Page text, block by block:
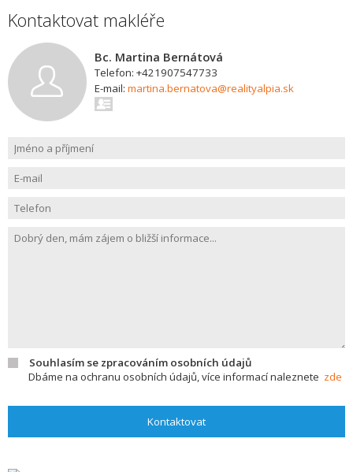
Kontaktovat makléře
Bc. Martina Bernátová
Telefon: +421907547733
E-mail: martina.bernatova@realityalpia.sk
Souhlasím se zpracováním osobních údajů
Dbáme na ochranu osobních údajů, více informací naleznete zde
Kontaktovat